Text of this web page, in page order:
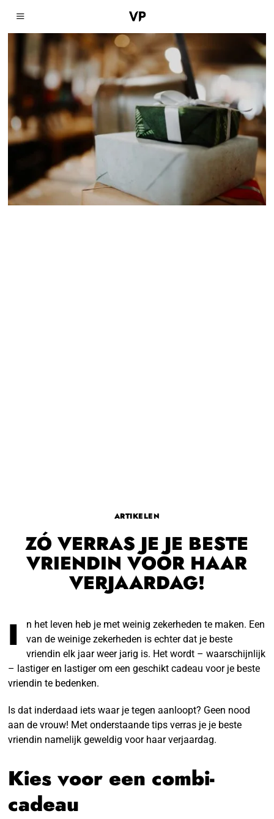
ARTIKELEN
ZÓ VERRAS JE JE BESTE
VRIENDIN VOOR HAAR
VERJAARDAG!
I
n het leven heb je met weinig zekerheden te maken. Een
van de weinige zekerheden is echter dat je beste
vriendin elk jaar weer jarig is. Het wordt – waarschijnlijk
– lastiger en lastiger om een geschikt cadeau voor je beste
vriendin te bedenken.
Is dat inderdaad iets waar je tegen aanloopt? Geen nood
aan de vrouw! Met onderstaande tips verras je je beste
vriendin namelijk geweldig voor haar verjaardag.
Kies voor een combi-
cadeau